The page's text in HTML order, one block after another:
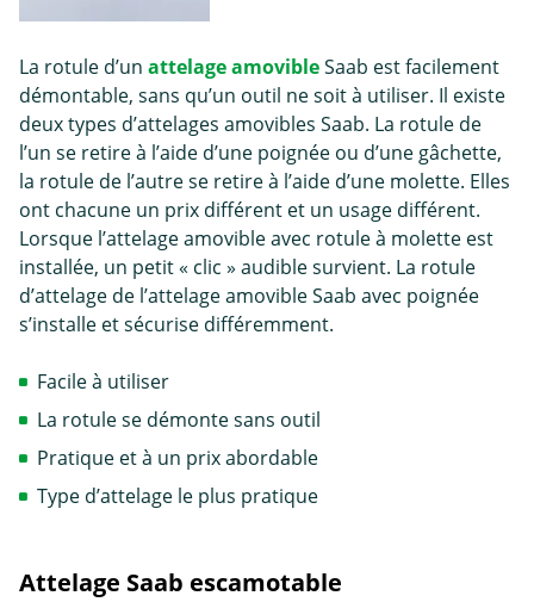
La rotule d’un attelage amovibleSaab est facilement
démontable, sans qu’un outil ne soit à utiliser. Il existe
deux types d’attelages amovibles Saab. La rotule de
l’un se retire à l’aide d’une poignée ou d’une gâchette,
la rotule de l’autre se retire à l’aide d’une molette. Elles
ont chacune un prix différent et un usage différent.
Lorsque l’attelage amovible avec rotule à molette est
installée, un petit « clic » audible survient. La rotule
d’attelage de l’attelage amovible Saab avec poignée
s’installe et sécurise différemment.
Facile à utiliser
La rotule se démonte sans outil
Pratique et à un prix abordable
Type d’attelage le plus pratique
Attelage Saab escamotable